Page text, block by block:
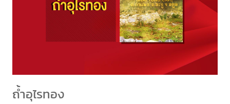
ถ้ำอุไรทอง